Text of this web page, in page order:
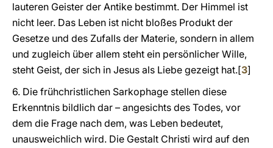
lauteren Geister der Antike bestimmt. Der Himmel ist
nicht leer. Das Leben ist nicht bloßes Produkt der
Gesetze und des Zufalls der Materie, sondern in allem
und zugleich über allem steht ein persönlicher Wille,
steht Geist, der sich in Jesus als Liebe gezeigt hat.[3]
6. Die frühchristlichen Sarkophage stellen diese
Erkenntnis bildlich dar – angesichts des Todes, vor
dem die Frage nach dem, was Leben bedeutet,
unausweichlich wird. Die Gestalt Christi wird auf den